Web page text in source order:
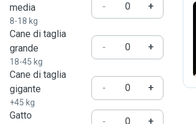
media
8-18 kg
- +
Cane di taglia
grande
18-45 kg
- +
Cane di taglia
gigante
+45 kg
- +
Gatto
-
+